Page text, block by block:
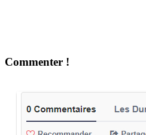
Commenter !